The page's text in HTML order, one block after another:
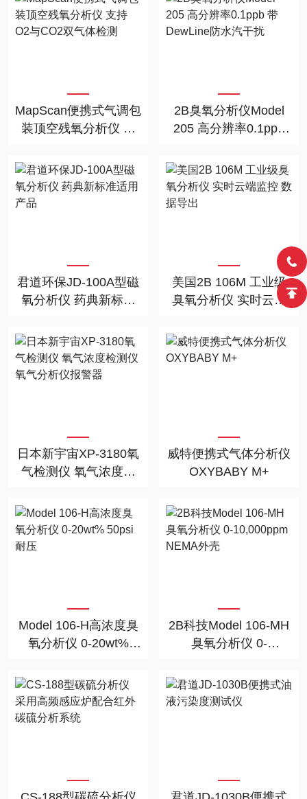
MapScan便携式气调包
装顶空残氧分析仪 支
测
2B臭氧分析仪Model
205 高分辨率0.1ppb
君道环保JD-100A型磁
氧分析仪 药典新标准
美国2B 106M 工业级
臭氧分析仪 实时云端
日本新宇宙XP-3180氧
气检测仪 氧气浓度检
威特便携式气体分析仪
OXYBABY M+
Model 106-H高浓度臭
氧分析仪 0-20wt%
2B科技Model 106-MH
臭氧分析仪 0-